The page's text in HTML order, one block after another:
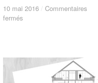
10 mai 2016 / Commentaires
fermés
10 mai 2016 / Commentaires
fermés